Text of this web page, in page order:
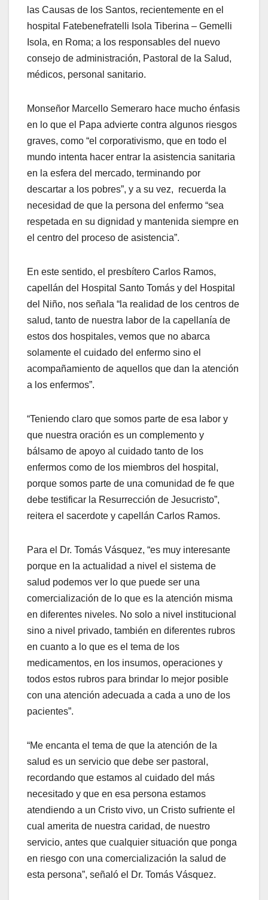
las Causas de los Santos, recientemente en el
hospital Fatebenefratelli Isola Tiberina – Gemelli
Isola, en Roma; a los responsables del nuevo
consejo de administración, Pastoral de la Salud,
médicos, personal sanitario.
Monseñor Marcello Semeraro hace mucho énfasis
en lo que el Papa advierte contra algunos riesgos
graves, como “el corporativismo, que en todo el
mundo intenta hacer entrar la asistencia sanitaria
en la esfera del mercado, terminando por
descartar a los pobres”, y a su vez, recuerda la
necesidad de que la persona del enfermo “sea
respetada en su dignidad y mantenida siempre en
el centro del proceso de asistencia”.
En este sentido, el presbítero Carlos Ramos,
capellán del Hospital Santo Tomás y del Hospital
del Niño, nos señala “la realidad de los centros de
salud, tanto de nuestra labor de la capellanía de
estos dos hospitales, vemos que no abarca
solamente el cuidado del enfermo sino el
acompañamiento de aquellos que dan la atención
a los enfermos”.
“Teniendo claro que somos parte de esa labor y
que nuestra oración es un complemento y
bálsamo de apoyo al cuidado tanto de los
enfermos como de los miembros del hospital,
porque somos parte de una comunidad de fe que
debe testificar la Resurrección de Jesucristo”,
reitera el sacerdote y capellán Carlos Ramos.
Para el Dr. Tomás Vásquez, “es muy interesante
porque en la actualidad a nivel el sistema de
salud podemos ver lo que puede ser una
comercialización de lo que es la atención misma
en diferentes niveles. No solo a nivel institucional
sino a nivel privado, también en diferentes rubros
en cuanto a lo que es el tema de los
medicamentos, en los insumos, operaciones y
todos estos rubros para brindar lo mejor posible
con una atención adecuada a cada a uno de los
pacientes”.
“Me encanta el tema de que la atención de la
salud es un servicio que debe ser pastoral,
recordando que estamos al cuidado del más
necesitado y que en esa persona estamos
atendiendo a un Cristo vivo, un Cristo sufriente el
cual amerita de nuestra caridad, de nuestro
servicio, antes que cualquier situación que ponga
en riesgo con una comercialización la salud de
esta persona”, señaló el Dr. Tomás Vásquez.